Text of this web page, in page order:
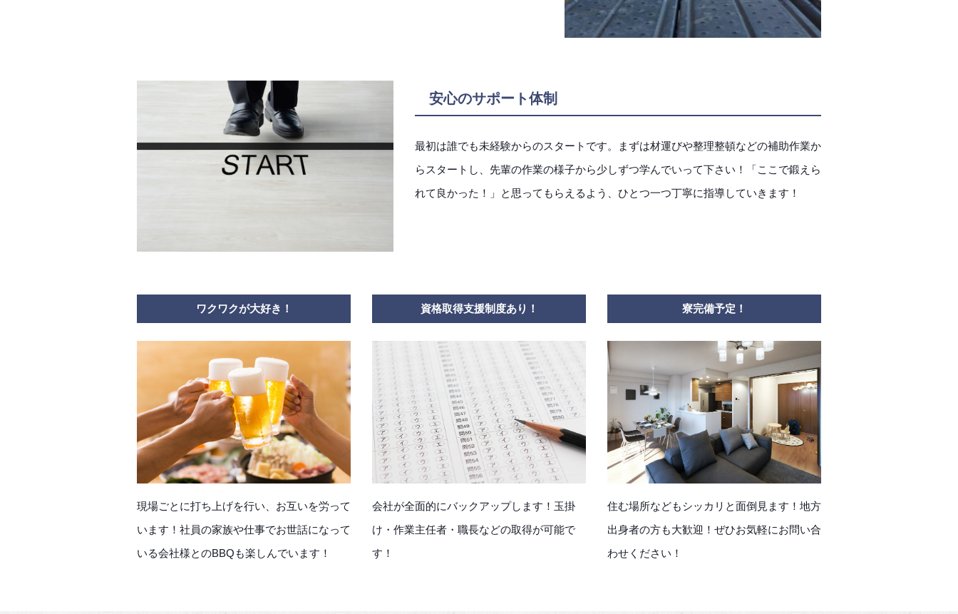
安心のサポート体制
最初は誰でも未経験からのスタートです。まずは材運びや整理整頓などの補助作業か
らスタートし、先輩の作業の様子から少しずつ学んでいって下さい！「ここで鍛えら
れて良かった！」と思ってもらえるよう、ひとつ一つ丁寧に指導していきます！
ワクワクが大好き！
現場ごとに打ち上げを行い、お互いを労って
います！社員の家族や仕事でお世話になって
いる会社様とのBBQも楽しんでいます！
資格取得支援制度あり！
会社が全面的にバックアップします！玉掛
け・作業主任者 ・職長などの取得が可能で
す！
寮完備予定！
住む場所などもシッカリと面倒見ます！地方
出身者の方も大歓迎！ぜひお気軽にお問い合
わせください！